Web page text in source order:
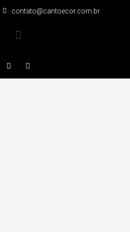
contato@cantoecor.com.br